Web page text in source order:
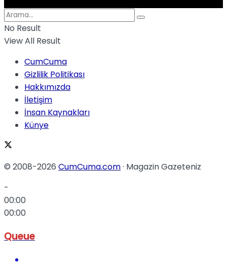
No Result
View All Result
CumCuma
Gizlilik Politikası
Hakkımızda
İletişim
İnsan Kaynakları
Künye
© 2008-2026 CumCuma.com· Magazin Gazeteniz
-
00:00
00:00
Queue